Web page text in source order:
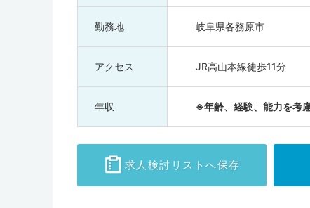
勤務地 岐阜県各務原市
アクセス JR高山本線徒歩11分
年収 ※年齢、経験、能力を考
求人検討 リストへ保存